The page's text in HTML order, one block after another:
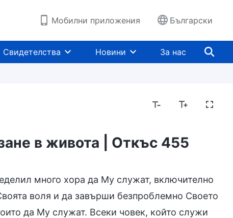
Мобилни приложения Български
Свидетелства Новини За нас
в живота | Откъс 455
много хора да Му служат, включително
воля и да завърши безпроблемно Своето
да Му служат. Всеки човек, който служи